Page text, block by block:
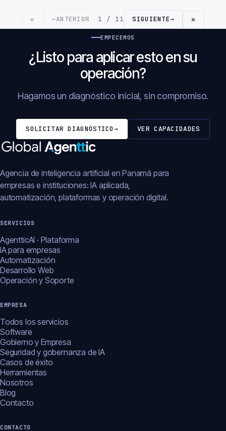
« ←ANTERIOR 1 / 11 SIGUIENTE→ »
EMPECEMOS
¿Listo para aplicar esto en su
operación?
Hagamos un diagnóstico inicial, sin compromiso.
SOLICITAR DIAGNÓSTICO→ VER CAPACIDADES
Agencia de inteligencia artificial en Panamá para
empresas e instituciones: IA aplicada,
automatización, plataformas y operación digital.
SERVICIOS
AgentticAI · Plataforma
IA para empresas
Automatización
Desarrollo Web
Operación y Soporte
EMPRESA
Todos los servicios
Software
Gobierno y Empresa
Seguridad y gobernanza de IA
Casos de éxito
Herramientas
Nosotros
Blog
Contacto
CONTACTO